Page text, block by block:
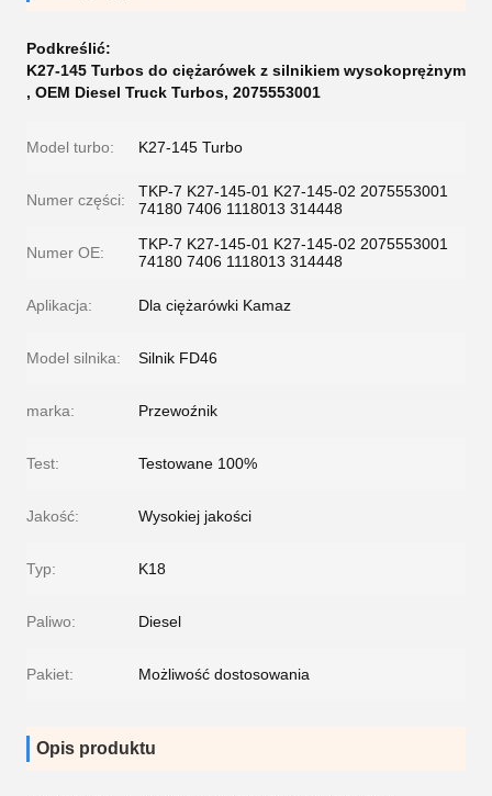
Podkreślić:
K27-145 Turbos do ciężarówek z silnikiem wysokoprężnym
, OEM Diesel Truck Turbos, 2075553001
Model turbo: K27-145 Turbo
Numer części:
TKP-7 K27-145-01 K27-145-02 2075553001
74180 7406 1118013 314448
Numer OE:
TKP-7 K27-145-01 K27-145-02 2075553001
74180 7406 1118013 314448
Aplikacja: Dla ciężarówki Kamaz
Model silnika: Silnik FD46
marka: Przewoźnik
Test: Testowane 100%
Jakość: Wysokiej jakości
Typ: K18
Paliwo: Diesel
Pakiet: Możliwość dostosowania
Opis produktu